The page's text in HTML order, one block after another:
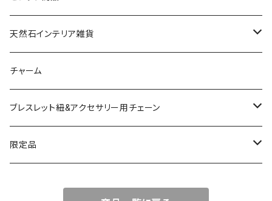
ドゥルージー
ソーラークォーツ
コッパー
アゲート
天然石インテリア雑貨
天然石スライスコースター
天然石キャンドルホルダー
チャーム
ブレスレット紐&アクセサリー用チェーン
ネックレスチェーン
限定品